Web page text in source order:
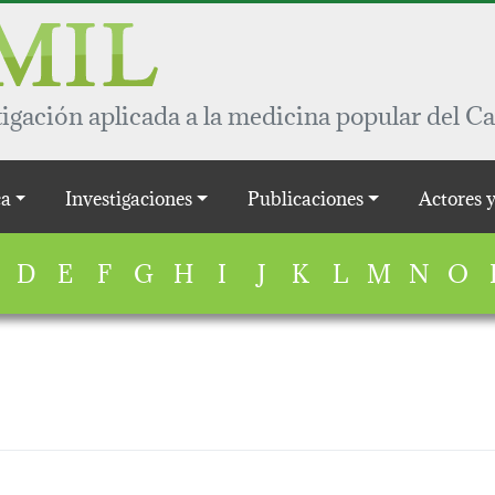
aplicada a la medicina popular del
Investigaciones Publicaciones Actores
D E F G H I J K L M N O